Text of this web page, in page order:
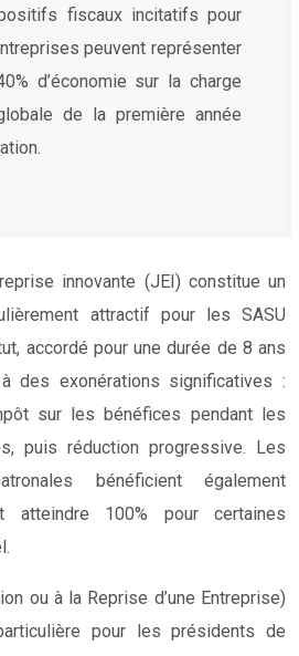
fiscaux incitatifs pour
peuvent représenter
d’économie sur la charge
de la première année
innovante (JEI) constitue un
attractif pour les SASU
accordé pour une durée de 8 ans
des exonérations significatives :
sur les bénéfices pendant les
puis réduction progressive. Les
bénéficient également
atteindre 100% pour certaines
ou à la Reprise d’une Entreprise)
pour les présidents de